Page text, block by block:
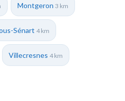
Montgeron 3 km
Sénart 4 km
Villecresnes 4 km